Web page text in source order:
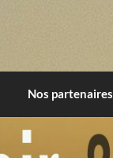
Nos partenaires